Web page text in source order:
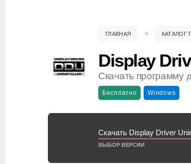
ГЛАВНАЯ КАТАЛОГ
Display
Скачать программу
Бесплатно Windows
Скачать Display Driver
ВЫБОР ВЕРСИИ